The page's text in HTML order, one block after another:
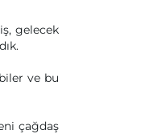
gelecek
ve bu
çağdaş